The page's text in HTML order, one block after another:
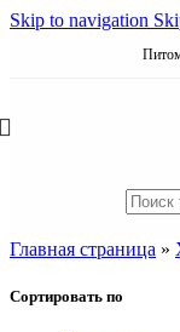
Skip to navigation
Главная страница »
Сортировать по